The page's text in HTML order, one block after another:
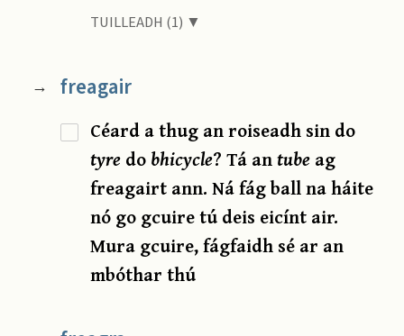
TUILLEADH (1) ▼
→ freagair
Céard a thug an roiseadh sin do
tyredobhicycle? Tá antubeag
freagairt ann. Ná fág ball na háite
nó go gcuire tú deis eicínt air.
Mura gcuire, fágfaidh sé ar an
mbóthar thú